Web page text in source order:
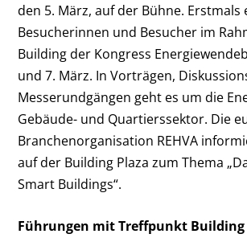
den 5. März, auf der Bühne.
Besucherinnen und Besucher im
Building der Kongress
und 7. März. In Vorträgen,
Messerundgängen geht es um die
Gebäude- und Quartierssektor. Die
Branchenorganisation REHVA
auf der Building Plaza zum Thema
Smart Buildings“.
Führungen mit Treffpunkt Building